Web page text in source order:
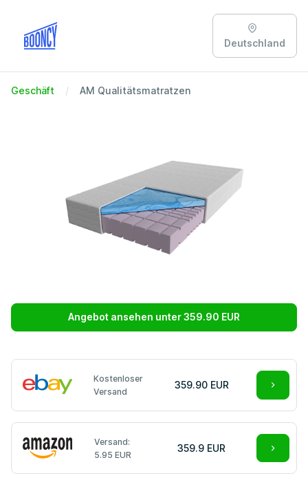
Deutschland
Geschäft AM Qualitätsmatratzen
Angebot ansehen unter 359.90 EUR
Kostenloser
Versand
359.90 EUR
Versand:
5.95 EUR
359.9 EUR